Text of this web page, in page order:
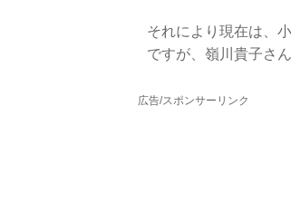
それにより現在は、
ですが、嶺川貴子さ
広告/スポンサーリンク